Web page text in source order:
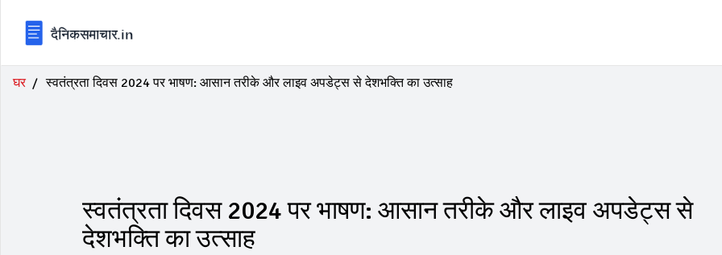
घर स्वतंत्रता दिवस 2024 पर भाषण: आसान तरीके और लाइव अपडेट्स से देशभक्ति का उत्साह
स्वतंत्रता दिवस 2024 पर भाषण: आसान तरीके और लाइव अपडेट्स से
देशभक्ति का उत्साह